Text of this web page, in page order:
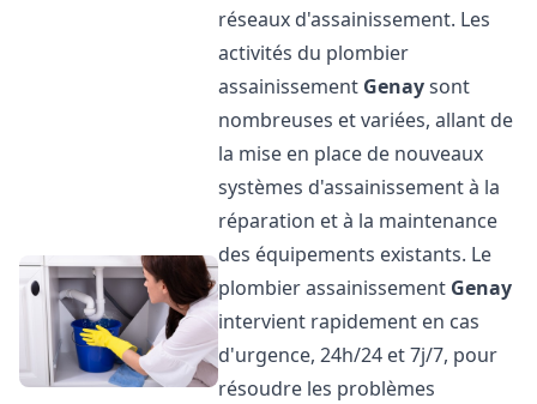
réseaux d'assainissement. Les
activités du plombier
assainissement Genaysont
nombreuses et variées, allant de
la mise en place de nouveaux
systèmes d'assainissement à la
réparation et à la maintenance
des équipements existants. Le
plombier assainissement Genay
intervient rapidement en cas
d'urgence, 24h/24 et 7j/7, pour
résoudre les problèmes